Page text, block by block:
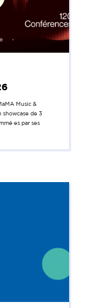
Music &
de 3
par ses